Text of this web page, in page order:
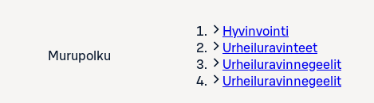
Murupolku
Hyvinvointi
Urheiluravinteet
Urheiluravinnegeelit
Urheiluravinnegeelit